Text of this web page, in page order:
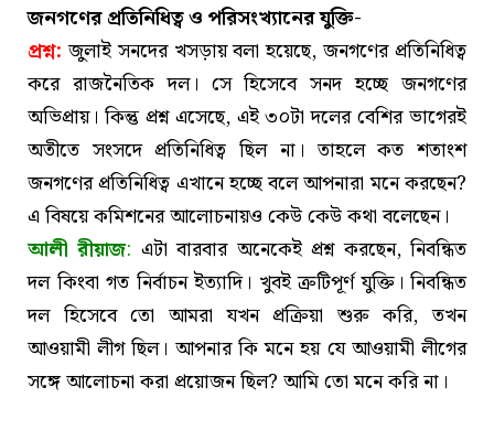
জনগণের প্রতিনিধিত্ব ও পরিসংখ্যানের যুক্তি-
প্রশ্ন: জুলাই সনদের খসড়ায় বলা হয়েছে, জনগণের প্রতিনিধিত্ব
করে রাজনৈতিক দল। সে হিসেবে সনদ হচ্ছে জনগণের
অভিপ্রায়। কিন্তু প্রশ্ন এসেছে, এই ৩০টা দলের বেশির ভাগেরই
অতীতে সংসদে প্রতিনিধিত্ব ছিল না। তাহলে কত শতাংশ
জনগণের প্রতিনিধিত্ব এখানে হচ্ছে বলে আপনারা মনে করছেন?
এ বিষয়ে কমিশনের আলোচনায়ও কেউ কেউ কথা বলেছেন।
আলী রীয়াজ: এটা বারবার অনেকেই প্রশ্ন করছেন, নিবন্ধিত
দল কিংবা গত নির্বাচন ইত্যাদি। খুবই ত্রুটিপূর্ণ যুক্তি। নিবন্ধিত
দল হিসেবে তো আমরা যখন প্রক্রিয়া শুরু করি, তখন
আওয়ামী লীগ ছিল। আপনার কি মনে হয় যে আওয়ামী লীগের
সঙ্গে আলোচনা করা প্রয়োজন ছিল? আমি তো মনে করি না।